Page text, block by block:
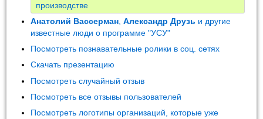
производстве
Анатолий Вассерман ,Александр Друзь и другие
известные люди о программе "УСУ"
Посмотреть познавательные ролики в соц. сетях
Скачать презентацию
Посмотреть случайный отзыв
Посмотреть все отзывы пользователей
Посмотреть логотипы организаций, которые уже